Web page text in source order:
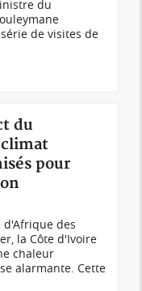
du
de visites de
du
pour
d'Afrique des
la Côte d'Ivoire
chaleur
alarmante. Cette